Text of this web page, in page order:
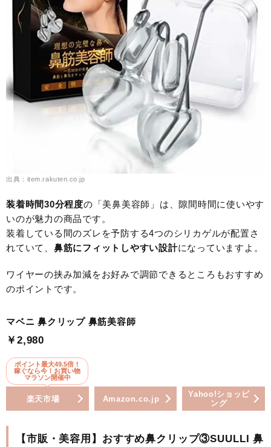
出典：item.rakuten.co.jp
装着時間30分程度の「美鼻美容師」は、隙間時間に使いやす
いのが魅力の商品です。
装着している間のズレを予防する4つのシリカゲルが配置さ
れていて、 鼻筋にフィットしやすい設計になっていますよ。
ワイヤーの挟み加減をお好みで調節できるところもおすすめ
のポイントです。
マベニ 鼻クリップ 鼻筋美容師
￥2,980
ポイント最大49.5倍！
稼ぐなら今！お買い物
マラソン開催中
楽天市場 Amazon.co.jp
Yahoo!ショッピ
ング
【市販・美容用】おすすめ鼻クリップ③SUULLI 鼻